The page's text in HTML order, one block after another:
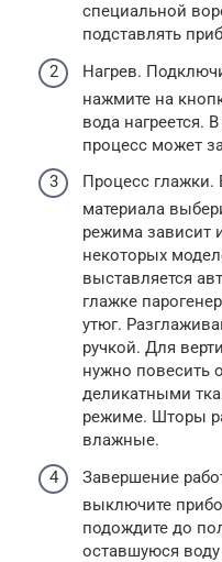
специальной
подставлять
Нагрев.
нажмите на
вода нагреется.
процесс может
Процесс глажки.
материала
режима зависит
некоторых
выставляется
глажке
утюг.
ручкой. Для
нужно повесить
деликатными
режиме. Шторы
влажные.
Завершение
выключите
подождите до
оставшуюся воду